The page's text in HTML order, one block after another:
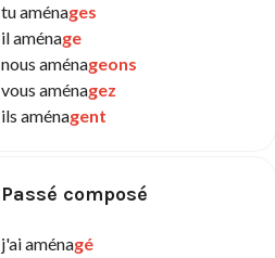
tu aménages
il aménage
nous aménageons
vous aménagez
ils aménagent
Passé composé
j'ai aménagé